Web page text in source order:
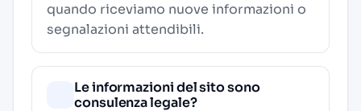
quando riceviamo nuove informazioni o
segnalazioni attendibili.
Le informazioni del sito sono
consulenza legale?